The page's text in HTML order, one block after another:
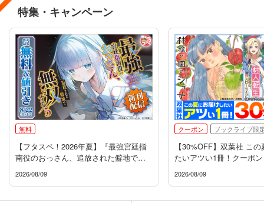
特集・キャンペーン
無料
【フタスペ！2026年夏】『最強宮廷指
南役のおっさん、追放された僻地で無
2026/08/09
クーポン ブックライブ限
【30%OFF】双葉社 こ
たいアツい1冊！クーポン
2026/08/09